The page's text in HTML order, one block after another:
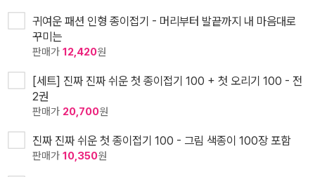
귀여운 패션 인형 종이접기 - 머리부터 발끝까지 내 마음대로
꾸미는
판매가 12,420원
[세트] 진짜 진짜 쉬운 첫 종이접기 100 + 첫 오리기 100 - 전
2권
판매가 20,700원
진짜 진짜 쉬운 첫 종이접기 100 - 그림 색종이 100장 포함
판매가 10,350원